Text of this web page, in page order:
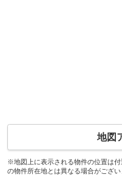
地図
※地図上に表示される物件の位置は
の物件所在地とは異なる場合がござい